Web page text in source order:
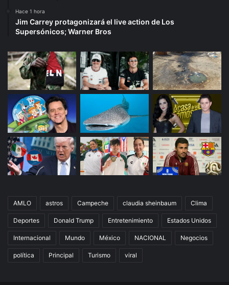
Hace 1 hora
Jim Carrey protagonizará el live action de Los
Supersónicos; Warner Bros
AMLO astros Campeche claudia sheinbaum Clima
Deportes Donald Trump Entretenimiento Estados Unidos
Internacional Mundo México NACIONAL Negocios
política Principal Turismo viral